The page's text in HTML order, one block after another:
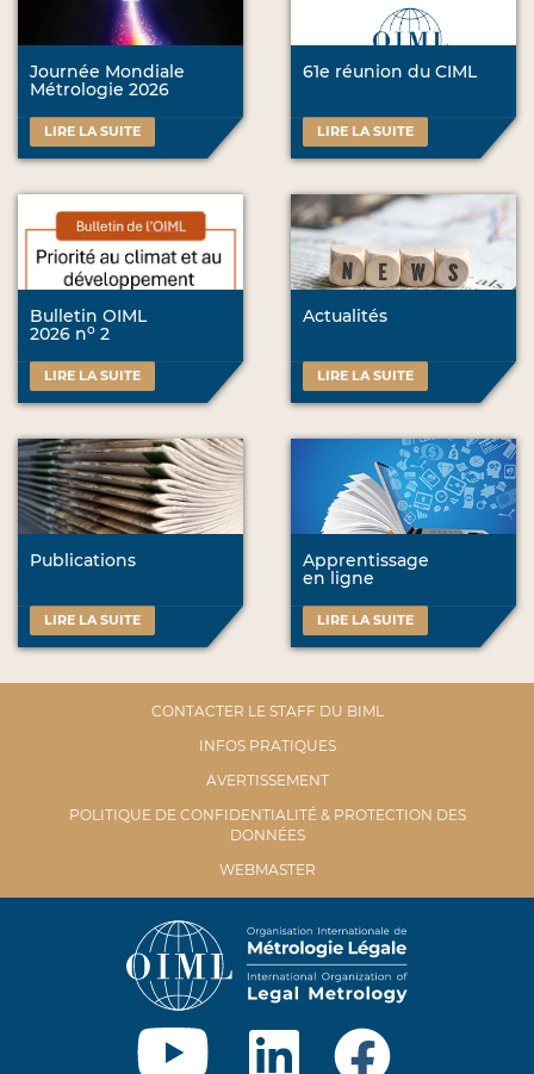
Journée Mondiale
Métrologie 2026
LIRE LA SUITE
61e réunion du CIML
LIRE LA SUITE
Bulletin OIML
2026 no 2
LIRE LA SUITE
Actualités
LIRE LA SUITE
Publications
LIRE LA SUITE
Apprentissage
en ligne
LIRE LA SUITE
CONTACTER LE STAFF DU BIML
INFOS PRATIQUES
AVERTISSEMENT
POLITIQUE DE CONFIDENTIALITÉ & PROTECTION DES
DONNÉES
WEBMASTER